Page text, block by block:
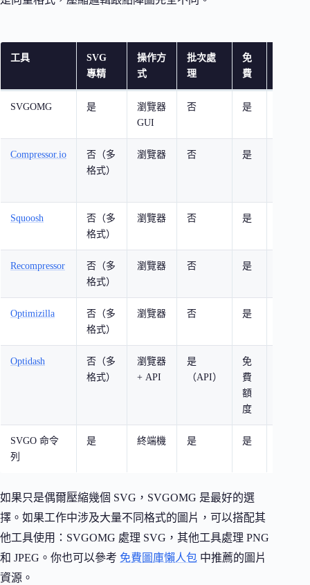
工具
SVG
專精
操作方
式
批次處
理
免
費
SVGOMG 是
瀏覽器
GUI
否 是
Compressor.io
否（多
格式）
瀏覽器 否 是
Squoosh
否（多
格式）
瀏覽器 否 是
Recompressor
否（多
格式）
瀏覽器 否 是
Optimizilla
否（多
格式）
瀏覽器 否 是
Optidash
否（多
格式）
瀏覽器
+ API
是
（API）
免
費
額
度
SVGO 命令
列
是 終端機 是 是
如果只是偶爾壓縮幾個 SVG，SVGOMG 是最好的選
擇。如果工作中涉及大量不同格式的圖片，可以搭配其
他工具使用：SVGOMG 處理 SVG，其他工具處理 PNG
和 JPEG。你也可以參考 免費圖庫懶人包 中推薦的圖片
資源。